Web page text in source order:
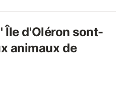
Île d'Oléron sont-
animaux de